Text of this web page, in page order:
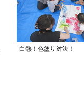
白熱！色塗り対決！